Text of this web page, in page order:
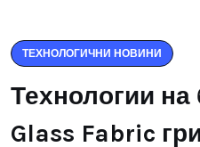
ТЕХНОЛОГИЧНИ НОВИНИ
Технологии
Glass Fabric